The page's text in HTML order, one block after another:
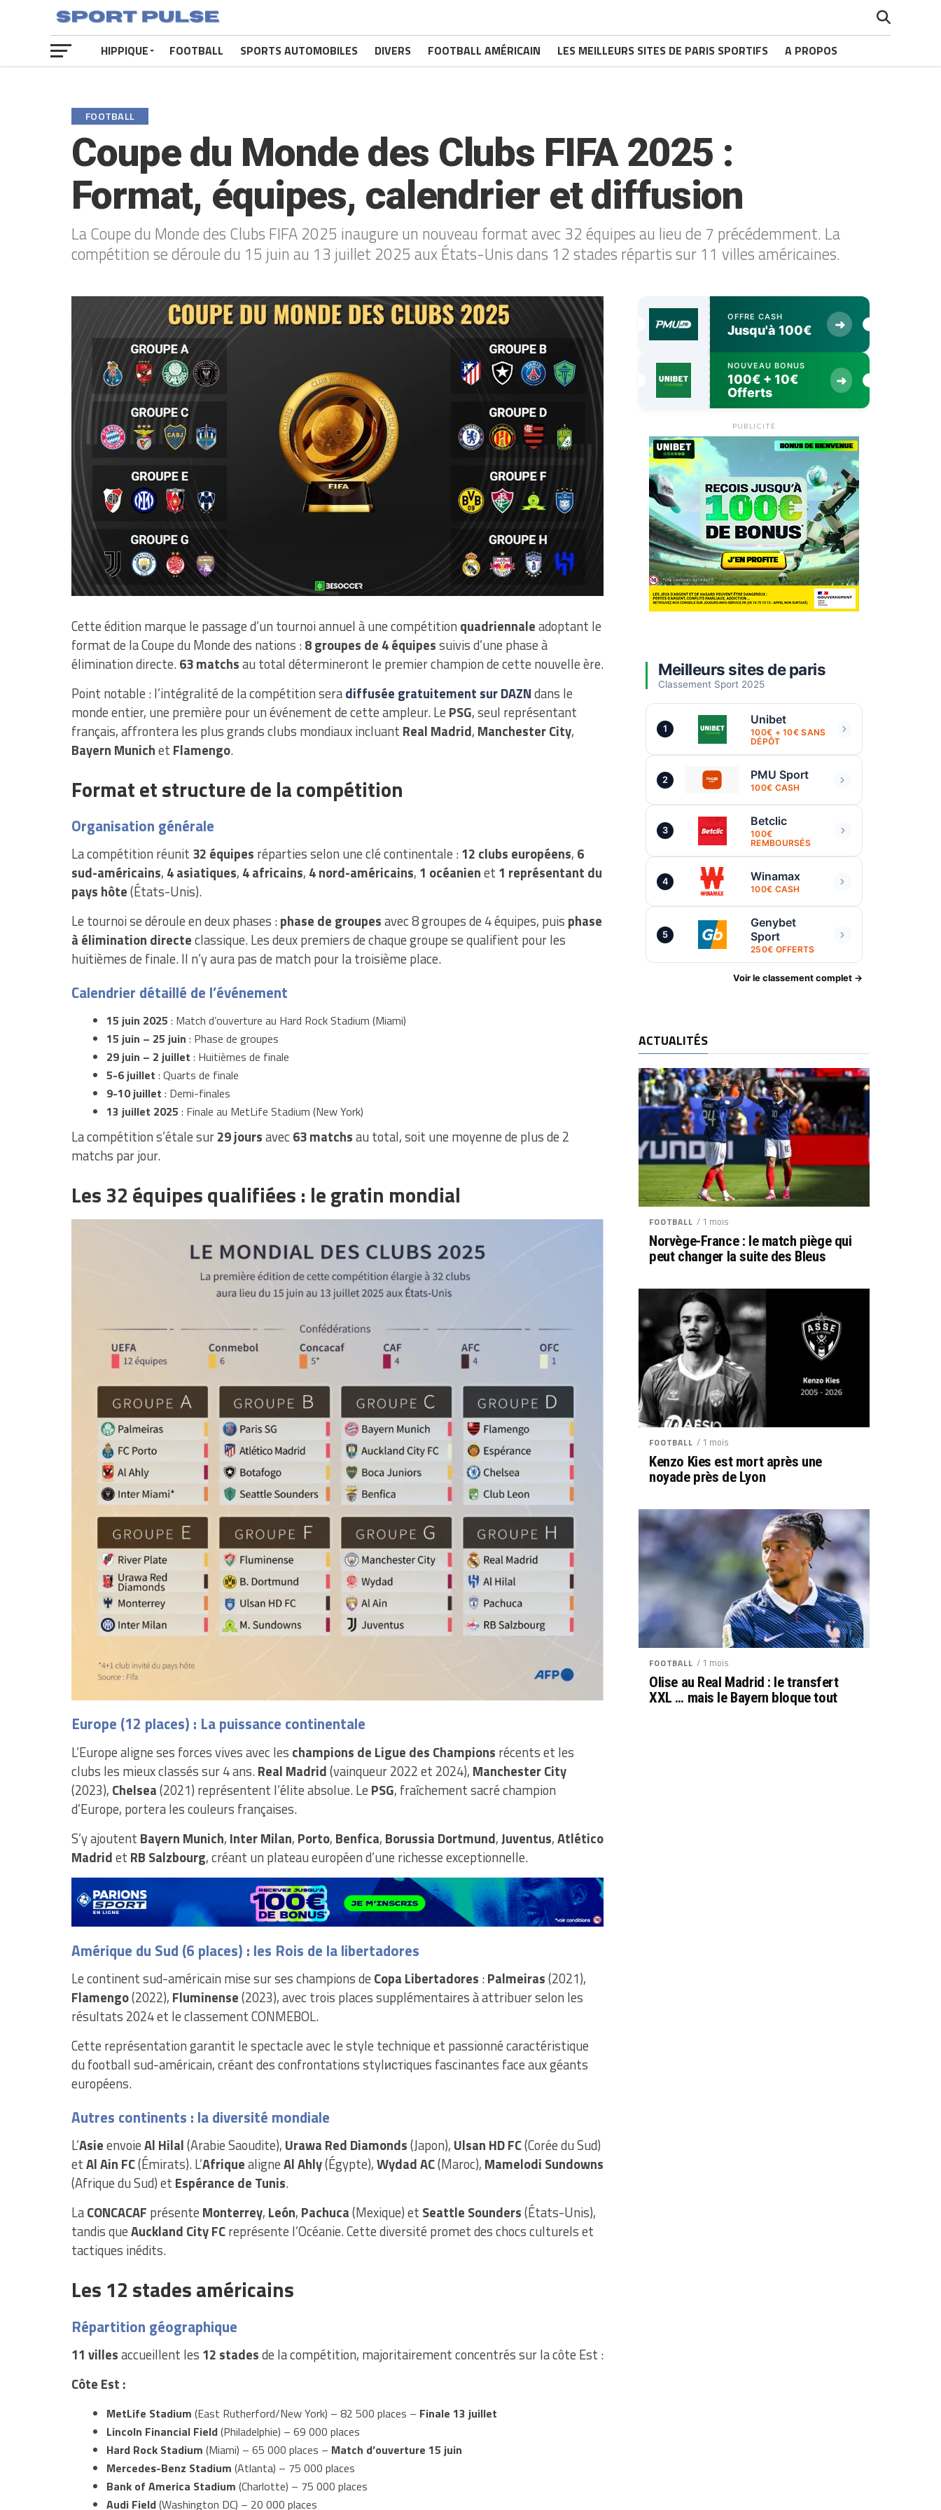
HIPPIQUE FOOTBALL SPORTS AUTOMOBILES DIVERS FOOTBALL AMÉRICAIN LES MEILLEURS SITES DE PARIS SPORTIFS A PROPOS
FOOTBALL
Coupe du Monde des Clubs FIFA 2025 :
Format, équipes, calendrier et diffusion
La Coupe du Monde des Clubs FIFA 2025 inaugure un nouveau format avec 32 équipes au lieu de 7 précédemment. La
compétition se déroule du 15 juin au 13 juillet 2025 aux États-Unis dans 12 stades répartis sur 11 villes américaines.
Cette édition marque le passage d’un tournoi annuel à une compétition quadriennaleadoptant le
format de la Coupe du Monde des nations :8 groupes de 4 équipessuivis d’une phase à
élimination directe.63 matchsau total détermineront le premier champion de cette nouvelle ère.
Point notable : l’intégralité de la compétition seradiffusée gratuitement surDAZNdans le
monde entier, une première pour un événement de cette ampleur. Le PSG, seul représentant
français, affrontera les plus grands clubs mondiaux incluant Real Madrid, Manchester City,
Bayern Munichet Flamengo.
Format et structure de la compétition
Organisation générale
La compétition réunit 32 équipes réparties selon une clé continentale :12 clubs européens, 6
sud-américains, 4 asiatiques, 4 africains, 4 nord-américains, 1 océanienet 1 représentant du
pays hôte(États-Unis).
Le tournoi se déroule en deux phases :phase de groupesavec 8 groupes de 4 équipes, puis phase
à élimination directeclassique. Les deux premiers de chaque groupe se qualifient pour les
huitièmes de finale. Il n’y aura pas de match pour la troisième place.
Calendrier détaillé de l’événement
15 juin 2025 : Match d’ouverture au Hard Rock Stadium (Miami)
15 juin – 25 juin : Phase de groupes
29 juin – 2 juillet : Huitièmes de finale
5-6 juillet : Quarts de finale
9-10 juillet : Demi-finales
13 juillet 2025 : Finale au MetLife Stadium (New York)
La compétition s’étale sur29 joursavec63 matchsau total, soit une moyenne de plus de 2
matchs par jour.
Les 32 équipes qualifiées : le gratin mondial
Europe (12 places) : La puissance continentale
L’Europe aligne ses forces vives avec les champions de Ligue des Champions récents et les
clubs les mieux classés sur 4 ans.Real Madrid(vainqueur 2022 et 2024), Manchester City
(2023), Chelsea(2021) représentent l’élite absolue. Le PSG, fraîchement sacré champion
d’Europe, portera les couleurs françaises.
S’y ajoutent Bayern Munich, Inter Milan, Porto, Benfica, Borussia Dortmund,Juventus,Atlético
Madridet RB Salzbourg, créant un plateau européen d’une richesse exceptionnelle.
Amérique du Sud (6 places) : les Rois de la libertadores
Le continent sud-américain mise sur ses champions de Copa Libertadores :Palmeiras(2021),
Flamengo(2022), Fluminense(2023), avec trois places supplémentaires à attribuer selon les
résultats 2024 et le classement CONMEBOL.
Cette représentation garantit le spectacle avec le style technique et passionné caractéristique
du football sud-américain, créant des confrontations stylистiques fascinantes face aux géants
européens.
Autres continents : la diversité mondiale
L’AsieenvoieAl Hilal(Arabie Saoudite), Urawa Red Diamonds(Japon), Ulsan HD FC(Corée du Sud)
etAl Ain FC(Émirats). L’AfriquealigneAl Ahly(Égypte),Wydad AC(Maroc), Mamelodi Sundowns
(Afrique du Sud) et Espérance de Tunis.
LaCONCACAF présente Monterrey, León, Pachuca(Mexique) et Seattle Sounders(États-Unis),
tandis queAuckland City FCreprésente l’Océanie. Cette diversité promet des chocs culturels et
tactiques inédits.
Les 12 stades américains
Répartition géographique
11 villesaccueillent les 12 stadesde la compétition, majoritairement concentrés sur la côte Est :
Côte Est :
MetLife Stadium (East Rutherford/New York) – 82 500 places – Finale 13 juillet
Lincoln Financial Field(Philadelphie) – 69 000 places
Hard Rock Stadium (Miami) – 65 000 places – Match d’ouverture 15 juin
Mercedes-Benz Stadium (Atlanta) – 75 000 places
Bank of America Stadium (Charlotte) – 75 000 places
Audi Field(Washington DC) – 20 000 places
OFFRE CASH
Jusqu'à 100€ ➜
NOUVEAU BONUS
100€ + 10€
Offerts
➜
PUBLICITÉ
Meilleurs sites de paris
Classement Sport 2025
1
Unibet
100€ + 10€ SANS
DÉPÔT
2 PMU Sport
100€ CASH
3
Betclic
100€
REMBOURSÉS
4 Winamax
100€ CASH
5
Genybet
Sport
250€ OFFERTS
Voir le classement complet →
ACTUALITÉS
FOOTBALL / 1 mois
Norvège-France : le match piège qui
peut changer la suite des Bleus
FOOTBALL / 1 mois
Kenzo Kies est mort après une
noyade près de Lyon
FOOTBALL / 1 mois
Olise au Real Madrid : le transfert
XXL … mais le Bayern bloque tout